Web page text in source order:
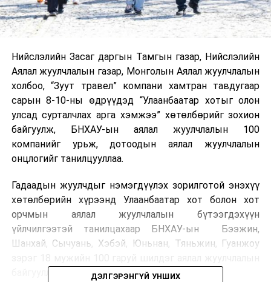
Нийслэлийн Засаг даргын Тамгын газар, Нийслэлийн
Аялал жуулчлалын газар, Монголын Аялал жуулчлалын
холбоо, “Зуут травел” компани хамтран тавдугаар
сарын 8-10-ны өдрүүдэд “Улаанбаатар хотыг олон
улсад сурталчлах арга хэмжээ” хөтөлбөрийг зохион
байгуулж, БНХАУ-ын аялал жуулчлалын 100
компанийг урьж, дотоодын аялал жуулчлалын
онцлогийг танилцууллаа.
Гадаадын жуулчдыг нэмэгдүүлэх зорилготой энэхүү
хөтөлбөрийн хүрээнд Улаанбаатар хот болон хот
орчмын аялал жуулчлалын бүтээгдэхүүн
үйлчилгээтэй танилцахаар БНХАУ-ын Бээжин,
Шанхай, Сычуань, Хэбэй, Юньнан, Тяньжин, Гуанжоу
байгууллагын төлөөлөгчид ирсэн юм.
ДЭЛГЭРЭНГҮЙ УНШИХ